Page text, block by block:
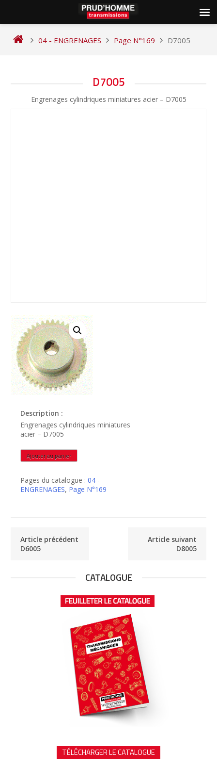
04 - ENGRENAGES Page N°169 D7005
D7005
Engrenages cylindriques miniatures acier – D7005
Description :
Engrenages cylindriques miniatures
acier – D7005
quantité
de
Ajouter au panier
Pages du catalogue :04 -
ENGRENAGES, Page N°169
Article précédent
D6005
Article suivant
D8005
CATALOGUE
TÉLÉCHARGER LE CATALOGUE